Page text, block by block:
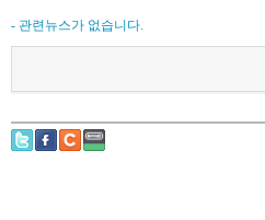
- 관련뉴스가 없습니다.